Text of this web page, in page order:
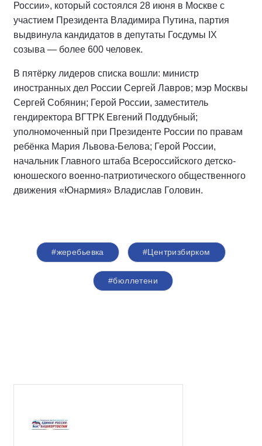
России», который состоялся 28 июня в Москве с
участием Президента Владимира Путина, партия
выдвинула кандидатов в депутаты Госдумы IX
созыва — более 600 человек.
В пятёрку лидеров списка вошли: министр
иностранных дел России Сергей Лавров; мэр Москвы
Сергей Собянин; Герой России, заместитель
гендиректора ВГТРК Евгений Поддубный;
уполномоченный при Президенте России по правам
ребёнка Мария Львова-Белова; Герой России,
начальник Главного штаба Всероссийского детско-
юношеского военно-патриотического общественного
движения «Юнармия» Владислав Головин.
#жеребьевка #Центризбирком
#бюллетени